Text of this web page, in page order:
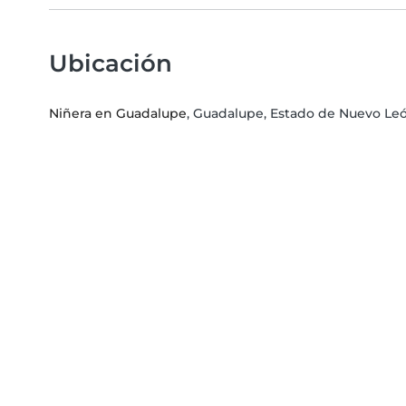
Ubicación
Niñera en Guadalupe, Guadalupe, Estado de Nuevo